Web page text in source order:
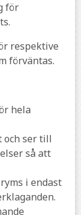
för
respektive
förväntas.
hela
och ser till
så att
i endast